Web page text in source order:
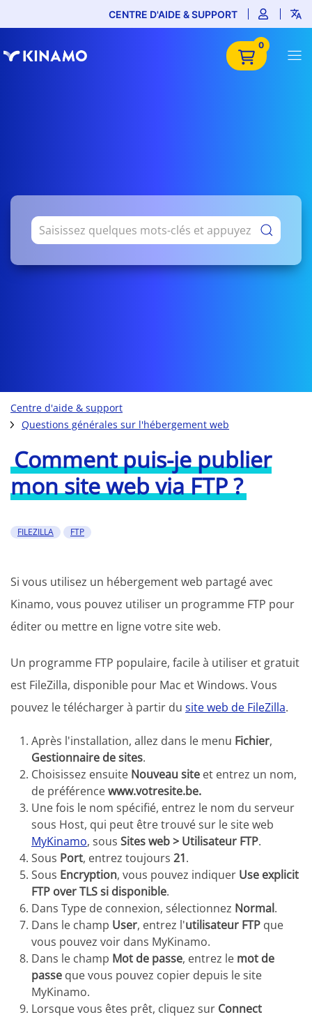
CENTRE D'AIDE & SUPPORT
0
Centre d'aide & support
Questions générales sur l'hébergement web
Comment puis-je publier
mon site web via FTP ?
FILEZILLA FTP
Si vous utilisez un hébergement web partagé avec
Kinamo, vous pouvez utiliser un programme FTP pour
éditer ou mettre en ligne votre site web.
Un programme FTP populaire, facile à utiliser et gratuit
est FileZilla, disponible pour Mac et Windows. Vous
pouvez le télécharger à partir du site web de FileZilla.
Après l'installation, allez dans le menu Fichier,
Gestionnaire de sites.
Choisissez ensuite Nouveau site et entrez un nom,
de préférencewww.votresite.be.
Une fois le nom spécifié, entrez le nom du serveur
sous Host, qui peut être trouvé sur le site web
MyKinamo, sous Sites web > Utilisateur FTP.
Sous Port, entrez toujours 21.
Sous Encryption, vous pouvez indiquer Use explicit
FTP over TLS si disponible.
Dans Type de connexion, sélectionnez Normal.
Dans le champ User, entrez l'utilisateur FTP que
vous pouvez voir dans MyKinamo.
Dans le champ Mot de passe, entrez le mot de
passe que vous pouvez copier depuis le site
MyKinamo.
Lorsque vous êtes prêt, cliquez sur Connect